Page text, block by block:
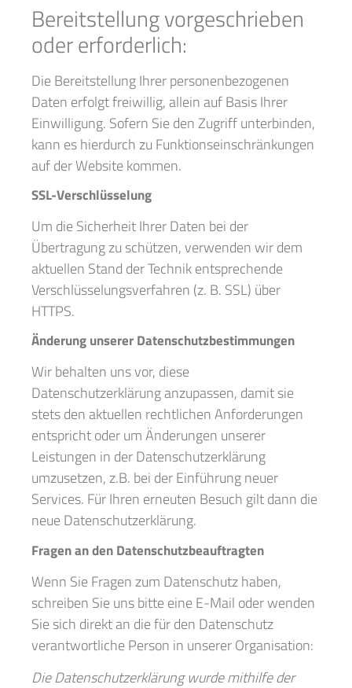
Bereitstellung vorgeschrieben
oder erforderlich:
Die Bereitstellung Ihrer personenbezogenen
Daten erfolgt freiwillig, allein auf Basis Ihrer
Einwilligung. Sofern Sie den Zugriff unterbinden,
kann es hierdurch zu Funktionseinschränkungen
auf der Website kommen.
SSL-Verschlüsselung
Um die Sicherheit Ihrer Daten bei der
Übertragung zu schützen, verwenden wir dem
aktuellen Stand der Technik entsprechende
Verschlüsselungsverfahren (z. B. SSL) über
HTTPS.
Änderung unserer Datenschutzbestimmungen
Wir behalten uns vor, diese
Datenschutzerklärung anzupassen, damit sie
stets den aktuellen rechtlichen Anforderungen
entspricht oder um Änderungen unserer
Leistungen in der Datenschutzerklärung
umzusetzen, z.B. bei der Einführung neuer
Services. Für Ihren erneuten Besuch gilt dann die
neue Datenschutzerklärung.
Fragen an den Datenschutzbeauftragten
Wenn Sie Fragen zum Datenschutz haben,
schreiben Sie uns bitte eine E-Mail oder wenden
Sie sich direkt an die für den Datenschutz
verantwortliche Person in unserer Organisation:
Die Datenschutzerklärung wurde mithilfe der